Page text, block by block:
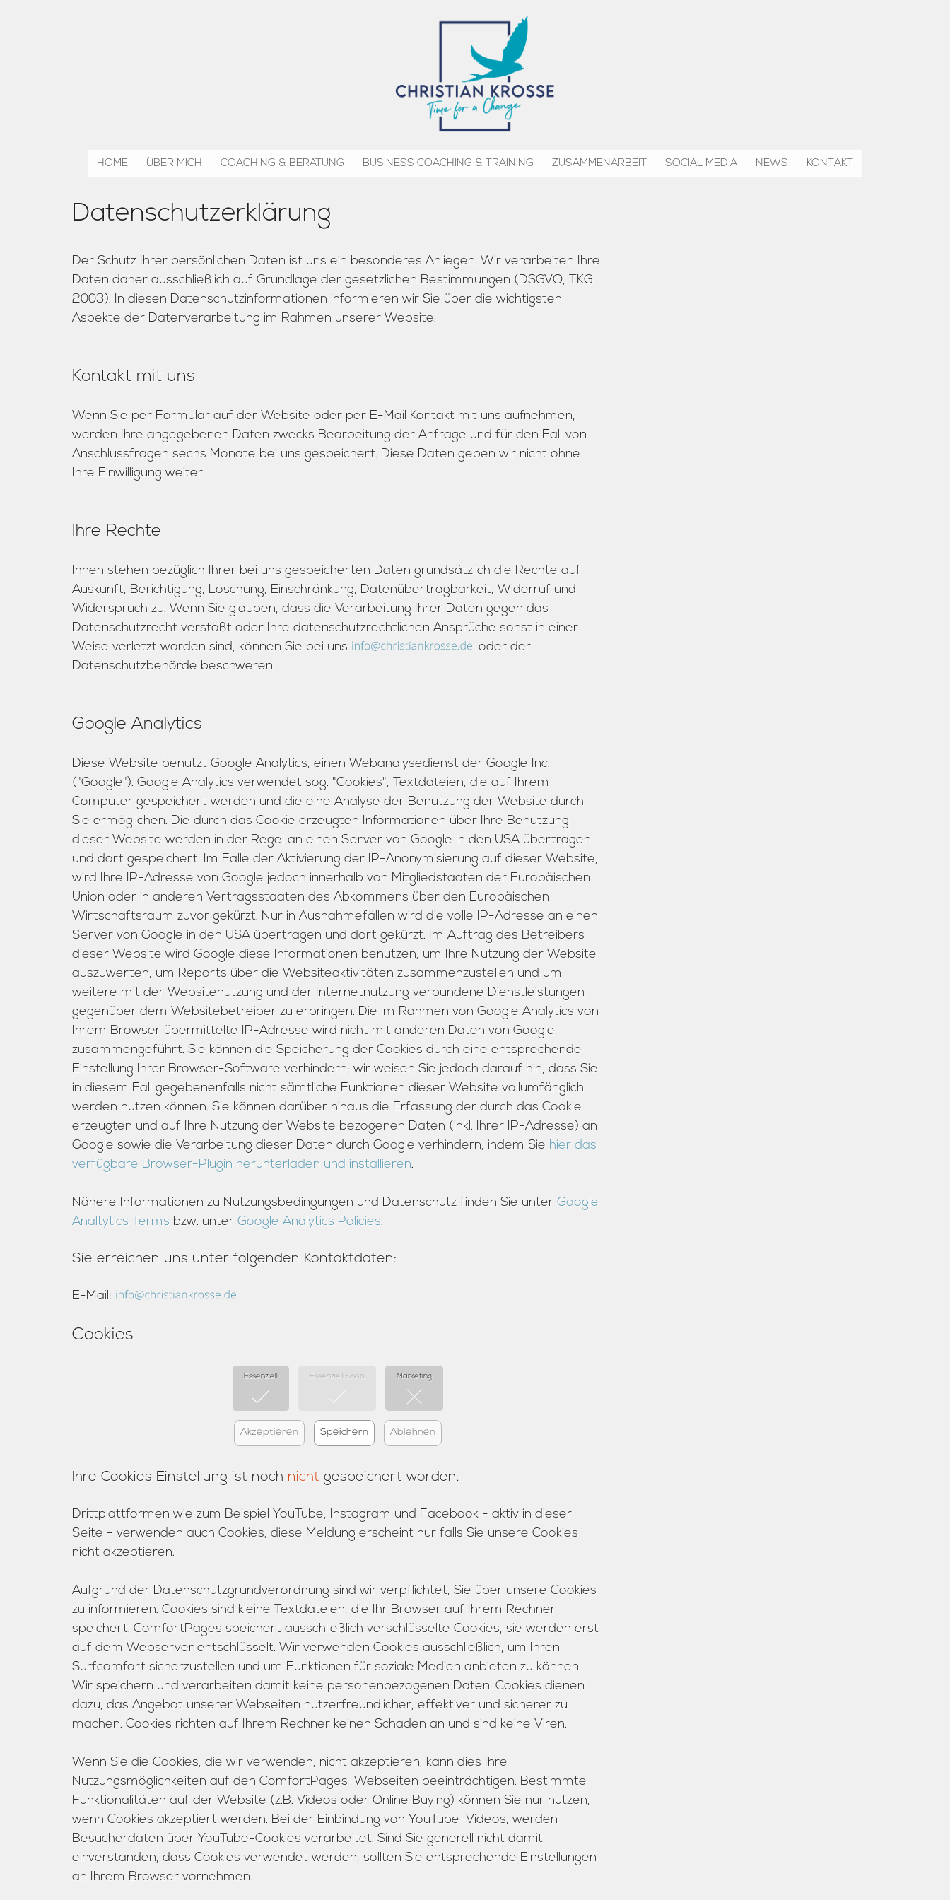
HOME ÜBER MICH
Lebenslauf
Zertifikate & Fortbildungen
COACHING & BERATUNG
Private Coaching
Systemische Beratung
Mobbing Berater
BUSINESS COACHING & TRAINING ZUSAMMENARBEIT
Referenzen
SOCIAL MEDIA NEWS KONTAKT
Datenschutzerklärung
Der Schutz Ihrer persönlichen Daten ist uns ein besonderes Anliegen. Wir verarbeiten Ihre
Daten daher ausschließlich auf Grundlage der gesetzlichen Bestimmungen (DSGVO, TKG
2003). In diesen Datenschutzinformationen informieren wir Sie über die wichtigsten
Aspekte der Datenverarbeitung im Rahmen unserer Website.
Kontakt mit uns
Wenn Sie per Formular auf der Website oder per E-Mail Kontakt mit uns aufnehmen,
werden Ihre angegebenen Daten zwecks Bearbeitung der Anfrage und für den Fall von
Anschlussfragen sechs Monate bei uns gespeichert. Diese Daten geben wir nicht ohne
Ihre Einwilligung weiter.
Ihre Rechte
Ihnen stehen bezüglich Ihrer bei uns gespeicherten Daten grundsätzlich die Rechte auf
Auskunft, Berichtigung, Löschung, Einschränkung, Datenübertragbarkeit, Widerruf und
Widerspruch zu. Wenn Sie glauben, dass die Verarbeitung Ihrer Daten gegen das
Datenschutzrecht verstößt oder Ihre datenschutzrechtlichen Ansprüche sonst in einer
Weise verletzt worden sind, können Sie bei uns
oder der
Datenschutzbehörde beschweren.
Google Analytics
Diese Website benutzt Google Analytics, einen Webanalysedienst der Google Inc.
("Google"). Google Analytics verwendet sog. "Cookies", Textdateien, die auf Ihrem
Computer gespeichert werden und die eine Analyse der Benutzung der Website durch
Sie ermöglichen. Die durch das Cookie erzeugten Informationen über Ihre Benutzung
dieser Website werden in der Regel an einen Server von Google in den USA übertragen
und dort gespeichert. Im Falle der Aktivierung der IP-Anonymisierung auf dieser Website,
wird Ihre IP-Adresse von Google jedoch innerhalb von Mitgliedstaaten der Europäischen
Union oder in anderen Vertragsstaaten des Abkommens über den Europäischen
Wirtschaftsraum zuvor gekürzt. Nur in Ausnahmefällen wird die volle IP-Adresse an einen
Server von Google in den USA übertragen und dort gekürzt. Im Auftrag des Betreibers
dieser Website wird Google diese Informationen benutzen, um Ihre Nutzung der Website
auszuwerten, um Reports über die Websiteaktivitäten zusammenzustellen und um
weitere mit der Websitenutzung und der Internetnutzung verbundene Dienstleistungen
gegenüber dem Websitebetreiber zu erbringen. Die im Rahmen von Google Analytics von
Ihrem Browser übermittelte IP-Adresse wird nicht mit anderen Daten von Google
zusammengeführt. Sie können die Speicherung der Cookies durch eine entsprechende
Einstellung Ihrer Browser-Software verhindern; wir weisen Sie jedoch darauf hin, dass Sie
in diesem Fall gegebenenfalls nicht sämtliche Funktionen dieser Website vollumfänglich
werden nutzen können. Sie können darüber hinaus die Erfassung der durch das Cookie
erzeugten und auf Ihre Nutzung der Website bezogenen Daten (inkl. Ihrer IP-Adresse) an
Google sowie die Verarbeitung dieser Daten durch Google verhindern, indem Sie hier das
verfügbare Browser-Plugin herunterladen und installieren.
Nähere Informationen zu Nutzungsbedingungen und Datenschutz finden Sie unter Google
Analtytics Terms bzw. unter Google Analytics Policies.
Sie erreichen uns unter folgenden Kontaktdaten:
E-Mail:
Cookies
Essenziell Essenziell Shop Marketing
Akzeptieren Speichern Ablehnen
Ihre Cookies Einstellung ist noch nicht gespeichert worden.
Drittplattformen wie zum Beispiel YouTube, Instagram und Facebook - aktiv in dieser
Seite - verwenden auch Cookies, diese Meldung erscheint nur falls Sie unsere Cookies
nicht akzeptieren.
Aufgrund der Datenschutzgrundverordnung sind wir verpflichtet, Sie über unsere Cookies
zu informieren. Cookies sind kleine Textdateien, die Ihr Browser auf Ihrem Rechner
speichert. ComfortPages speichert ausschließlich verschlüsselte Cookies, sie werden erst
auf dem Webserver entschlüsselt. Wir verwenden Cookies ausschließlich, um Ihren
Surfcomfort sicherzustellen und um Funktionen für soziale Medien anbieten zu können.
Wir speichern und verarbeiten damit keine personenbezogenen Daten. Cookies dienen
dazu, das Angebot unserer Webseiten nutzerfreundlicher, effektiver und sicherer zu
machen. Cookies richten auf Ihrem Rechner keinen Schaden an und sind keine Viren.
Wenn Sie die Cookies, die wir verwenden, nicht akzeptieren, kann dies Ihre
Nutzungsmöglichkeiten auf den ComfortPages-Webseiten beeinträchtigen. Bestimmte
Funktionalitäten auf der Website (z.B. Videos oder Online Buying) können Sie nur nutzen,
wenn Cookies akzeptiert werden. Bei der Einbindung von YouTube-Videos, werden
Besucherdaten über YouTube-Cookies verarbeitet. Sind Sie generell nicht damit
einverstanden, dass Cookies verwendet werden, sollten Sie entsprechende Einstellungen
an Ihrem Browser vornehmen.